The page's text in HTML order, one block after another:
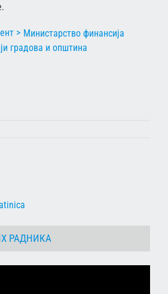
Министарство финансија
градова и општина
РАДНИКА